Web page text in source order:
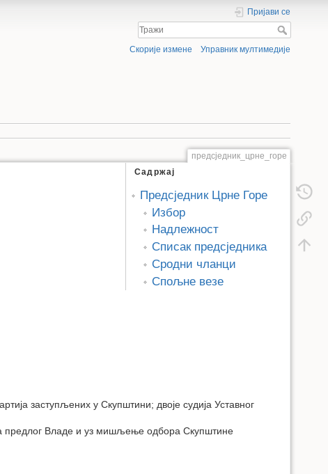
Пријави се
Скорије измене Управник мултимедије
предсједник_црне_горе
Садржај
Предсједник Црне Горе
Избор
Надлежност
Списак предсједника
Сродни чланци
Спољне везе
заступљених у Скупштини; двоје судија Уставног
предлог Владе и уз мишљење одбора Скупштине